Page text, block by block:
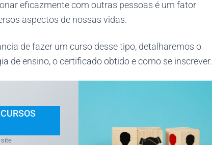
eficazmente com outras pessoas é um fator
aspectos de nossas vidas.
de fazer um curso desse tipo, detalharemos o
de ensino, o certificado obtido e como se inscrever.
site